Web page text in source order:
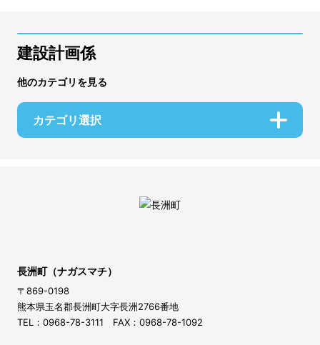
建設計画係
他のカテゴリを見る
カテゴリ選択
長洲町（ナガスマチ）
〒869-0198
熊本県玉名郡長洲町大字長洲2766番地
TEL：0968-78-3111 FAX：0968-78-1092